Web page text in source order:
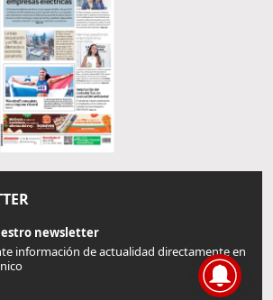
newsletter
información de actualidad directamente en